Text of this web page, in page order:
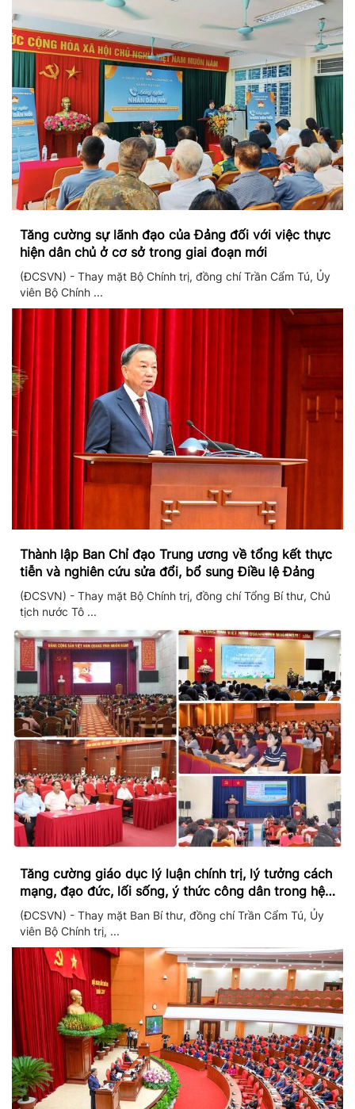
Tăng cường sự lãnh đạo của Đảng đối với việc thực
hiện dân chủ ở cơ sở trong giai đoạn mới
(ĐCSVN) - Thay mặt Bộ Chính trị, đồng chí Trần Cẩm Tú, Ủy
viên Bộ Chính ...
Thành lập Ban Chỉ đạo Trung ương về tổng kết thực
tiễn và nghiên cứu sửa đổi, bổ sung Điều lệ Đảng
(ĐCSVN) - Thay mặt Bộ Chính trị, đồng chí Tổng Bí thư, Chủ
tịch nước Tô ...
Tăng cường giáo dục lý luận chính trị, lý tưởng cách
mạng, đạo đức, lối sống, ý thức công dân trong hệ
thống giáo dục quốc dân
(ĐCSVN) - Thay mặt Ban Bí thư, đồng chí Trần Cẩm Tú, Ủy
viên Bộ Chính trị, ...